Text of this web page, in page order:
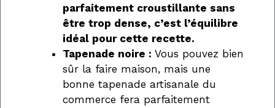
parfaitement croustillante sans
être trop dense, c’est l’équilibre
idéal pour cette recette.
Tapenade noire : Vous pouvez bien
sûr la faire maison, mais une
bonne tapenade artisanale du
commerce fera parfaitement